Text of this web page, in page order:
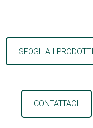
SFOGLIA I PRODOTTI
CONTATTACI